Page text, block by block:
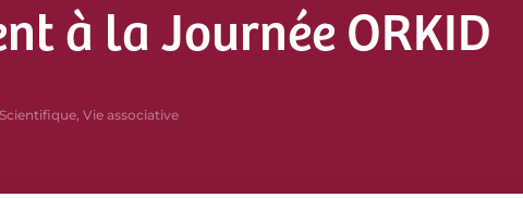
à la Journée ORKID
,Vie associative